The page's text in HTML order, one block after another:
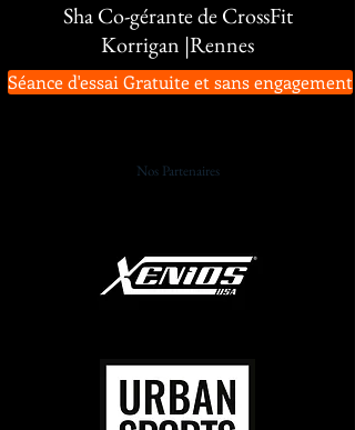
Sha Co-gérante de CrossFit
Korrigan |Rennes
Séance d'essai Gratuite et sans engagement
Nos Partenaires